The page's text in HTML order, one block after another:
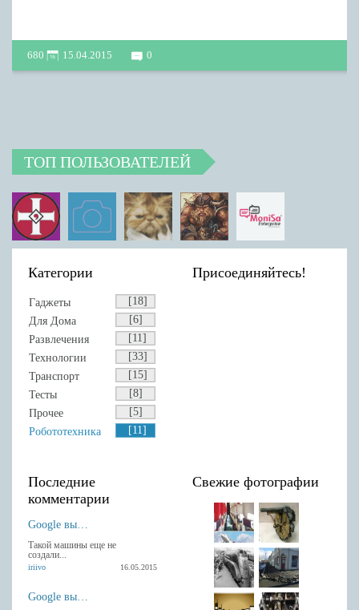
680 15.04.2015 0
ТОП ПОЛЬЗОВАТЕЛЕЙ
Категории
Гаджеты
[18]
Для Дома
[6]
Развлечения
[11]
Технологии
[33]
Транспорт
[15]
Тесты
[8]
Прочее
[5]
Робототехника
[11]
Присоединяйтесь!
Последние
комментарии
Такой машины еще не
создали...
iriivo 16.05.2015
Свежие фотографии